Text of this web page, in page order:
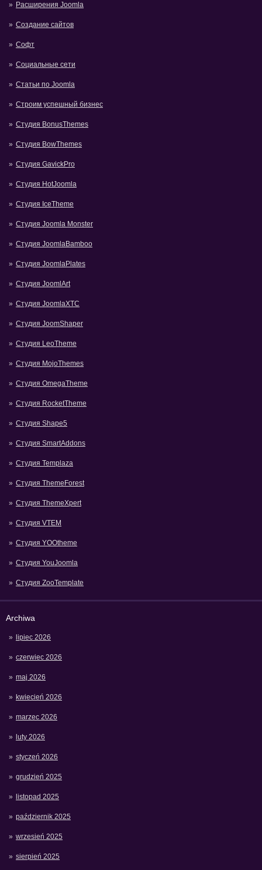
Расширения Joomla
Создание сайтов
Софт
Социальные сети
Статьи по Joomla
Строим успешный бизнес
Студия BonusThemes
Студия BowThemes
Студия GavickPro
Студия HotJoomla
Студия IceTheme
Студия Joomla Monster
Студия JoomlaBamboo
Студия JoomlaPlates
Студия JoomlArt
Студия JoomlaXTC
Студия JoomShaper
Студия LeoTheme
Студия MojoThemes
Студия OmegaTheme
Студия RocketTheme
Студия Shape5
Студия SmartAddons
Студия Templaza
Студия ThemeForest
Студия ThemeXpert
Студия VTEM
Студия YOOtheme
Студия YouJoomla
Студия ZooTemplate
Archiwa
lipiec 2026
czerwiec 2026
maj 2026
kwiecień 2026
marzec 2026
luty 2026
styczeń 2026
grudzień 2025
listopad 2025
październik 2025
wrzesień 2025
sierpień 2025